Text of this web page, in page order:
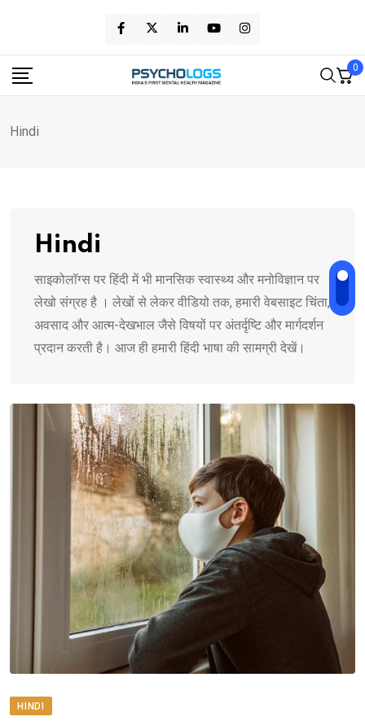
content
0
Hindi
Hindi
साइकोलॉग्स पर हिंदी में भी मानसिक स्वास्थ्य और मनोविज्ञान पर
लेखो संग्रह है । लेखों से लेकर वीडियो तक, हमारी वेबसाइट चिंता,
अवसाद और आत्म-देखभाल जैसे विषयों पर अंतर्दृष्टि और मार्गदर्शन
प्रदान करती है। आज ही हमारी हिंदी भाषा की सामग्री देखें।
HINDI